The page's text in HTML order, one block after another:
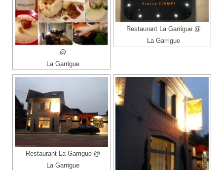
@
La Garrigue
Restaurant La Garrigue @
La Garrigue
Restaurant La Garrigue @
La Garrigue